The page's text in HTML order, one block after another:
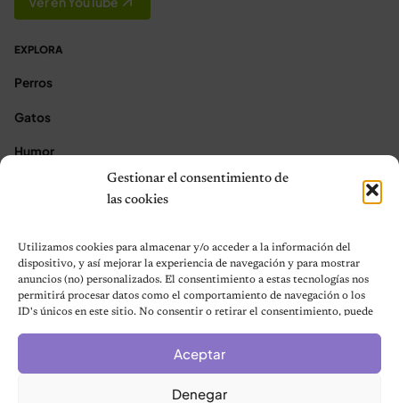
Gestionar el consentimiento de
las cookies
Utilizamos cookies para almacenar y/o acceder a la información del
dispositivo, y así mejorar la experiencia de navegación y para mostrar
anuncios (no) personalizados. El consentimiento a estas tecnologías nos
permitirá procesar datos como el comportamiento de navegación o los
ID's únicos en este sitio. No consentir o retirar el consentimiento, puede
Aceptar
Denegar
EXPLORA
Perros
Gatos
Humor
Contacto
★ Asóciate con Nosotros ★
Política de Privacidad